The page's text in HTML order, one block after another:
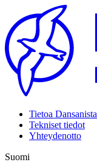
Tietoa Dansanista
Tekniset tiedot
Yhteydenotto
Suomi